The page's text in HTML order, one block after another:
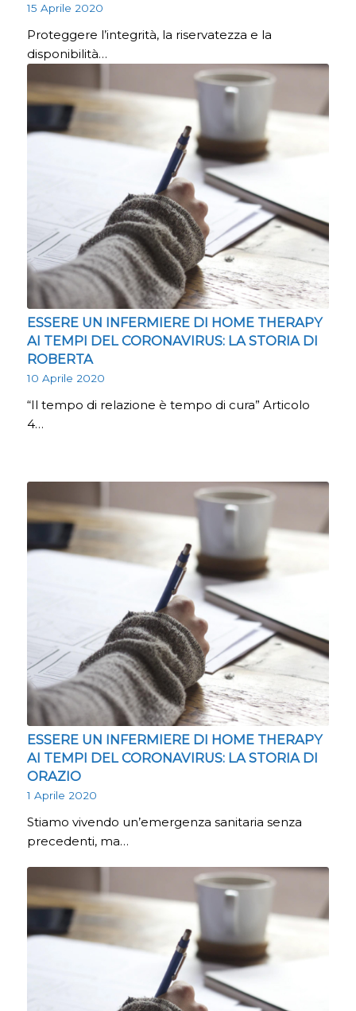
15 Aprile 2020
Proteggere l’integrità, la riservatezza e la
disponibilità…
ESSERE UN INFERMIERE DI HOME THERAPY
AI TEMPI DEL CORONAVIRUS: LA STORIA DI
ROBERTA
10 Aprile 2020
“Il tempo di relazione è tempo di cura” Articolo
4…
ESSERE UN INFERMIERE DI HOME THERAPY
AI TEMPI DEL CORONAVIRUS: LA STORIA DI
ORAZIO
1 Aprile 2020
Stiamo vivendo un’emergenza sanitaria senza
precedenti, ma…